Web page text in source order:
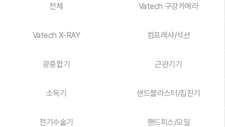
전체 Vatech 구강카메라
Vatech X-RAY 컴프레샤/석션
광중합기 근관기기
소독기 샌드블라스터/집진기
전기수술기 핸드피스/오일